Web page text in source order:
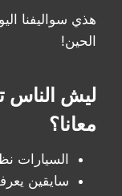
هذي سواليفنا
الحين!
ليش الناس
معانا؟
السيارات
سايقين